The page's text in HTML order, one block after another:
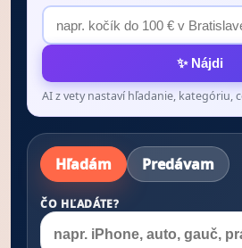
✨ Nájdi
AI z vety nastaví hľadanie, kategóriu,
Hľadám Predávam
ČO HĽADÁTE?